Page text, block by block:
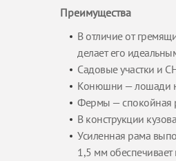
Преимущества
В отличие от
делает его
Садовые участки и
Конюшни — лошади
Фермы — спокойная
В конструкции
Усиленная рама
1,5 мм обеспечивает